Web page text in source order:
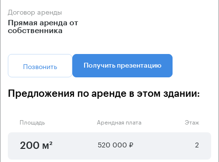
Договор аренды
Прямая аренда от
собственника
Позвонить Получить презентацию
Предложения по аренде в этом здании:
Площадь Арендная плата Этаж
200 м² 520 000 ₽ 2